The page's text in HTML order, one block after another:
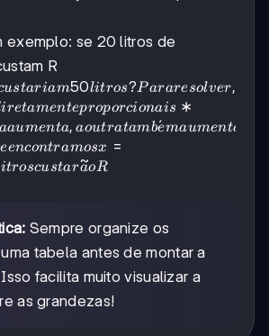
exemplo: se 20 litros de
R
ustariam50litros?Pararesolver,
iretamenteproporcionais ∗
umenta, aoutratambe
ˊmaumenta
eencontramosx =
itroscustara
~oR
Sempre organize os
tabela antes de montar a
facilita muito visualizar a
as grandezas!